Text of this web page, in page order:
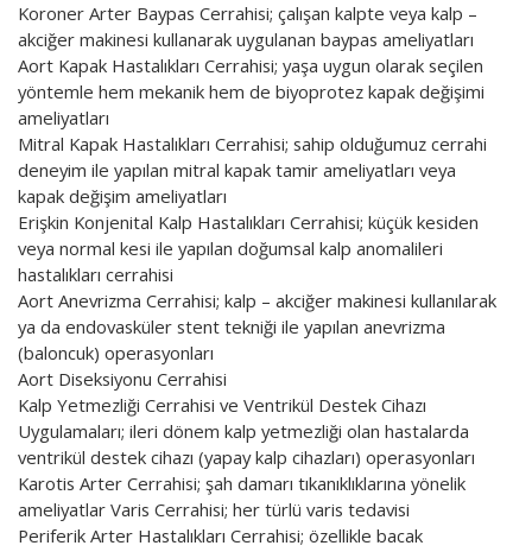
Koroner Arter Baypas Cerrahisi; çalışan kalpte veya kalp –
akciğer makinesi kullanarak uygulanan baypas ameliyatları
Aort Kapak Hastalıkları Cerrahisi; yaşa uygun olarak seçilen
yöntemle hem mekanik hem de biyoprotez kapak değişimi
ameliyatları
Mitral Kapak Hastalıkları Cerrahisi; sahip olduğumuz cerrahi
deneyim ile yapılan mitral kapak tamir ameliyatları veya
kapak değişim ameliyatları
Erişkin Konjenital Kalp Hastalıkları Cerrahisi; küçük kesiden
veya normal kesi ile yapılan doğumsal kalp anomalileri
hastalıkları cerrahisi
Aort Anevrizma Cerrahisi; kalp – akciğer makinesi kullanılarak
ya da endovasküler stent tekniği ile yapılan anevrizma
(baloncuk) operasyonları
Aort Diseksiyonu Cerrahisi
Kalp Yetmezliği Cerrahisi ve Ventrikül Destek Cihazı
Uygulamaları; ileri dönem kalp yetmezliği olan hastalarda
ventrikül destek cihazı (yapay kalp cihazları) operasyonları
Karotis Arter Cerrahisi; şah damarı tıkanıklıklarına yönelik
ameliyatlar Varis Cerrahisi; her türlü varis tedavisi
Periferik Arter Hastalıkları Cerrahisi; özellikle bacak